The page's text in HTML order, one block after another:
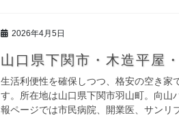
2026年4月5日
山口県下関市・木造平屋
生活利便性を確保しつつ、格安の空き家
す。所在地は山口県下関市羽山町。向山
報ページでは市民病院、開業医、サン